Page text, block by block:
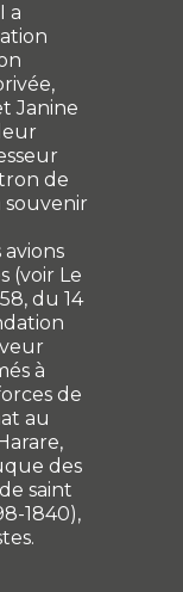
a
Janine
de
souvenir
(voir Le
du 14
à
de
au
des
saint
1840),